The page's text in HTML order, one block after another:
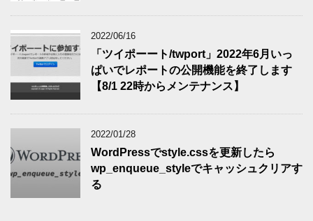
2022/06/16
「ツイポーート/twport」2022年6月いっ
ぱいでレポートの公開機能を終了します
【8/1 22時からメンテナンス】
2022/01/28
WordPressでstyle.cssを更新したら
wp_enqueue_styleでキャッシュクリアす
る